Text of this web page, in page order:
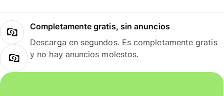
Completamente gratis, sin anuncios
Descarga en segundos. Es completamente gratis
y no hay anuncios molestos.